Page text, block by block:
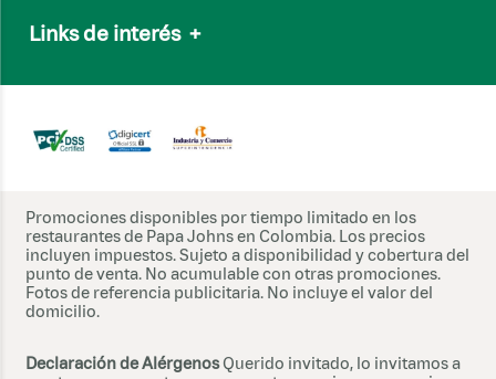
Papa Johns internacional
Sitemap
Soporte vía Whatsapp
Links de interés +
Términos y condiciones - Campañas
Correo electrónico de notificaciones judiciales:
notifica@alimentosalconsumidor.com
Promociones disponibles por tiempo limitado en los
restaurantes de Papa Johns en Colombia. Los precios
incluyen impuestos. Sujeto a disponibilidad y cobertura del
punto de venta. No acumulable con otras promociones.
Fotos de referencia publicitaria. No incluye el valor del
domicilio.
Declaración de AlérgenosQuerido invitado, lo invitamos a